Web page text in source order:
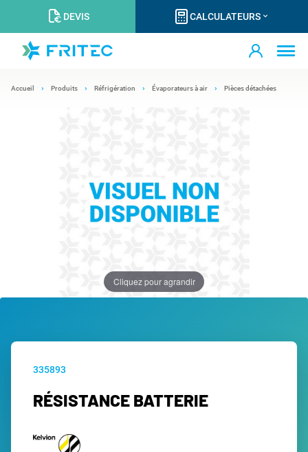
DEVIS CALCULATEURS
Accueil Produits Réfrigération Évaporateurs à air Pièces détachées
Cliquez pour agrandir
335893
RÉSISTANCE BATTERIE